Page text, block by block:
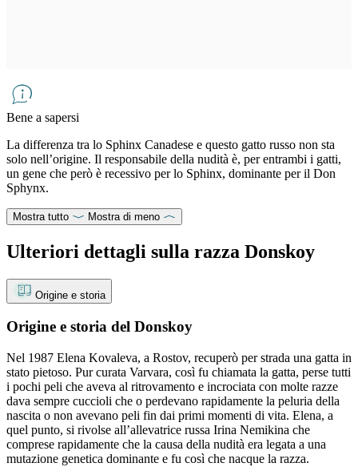
Bene a sapersi
La differenza tra lo Sphinx Canadese e questo gatto russo non sta
solo nell’origine. Il responsabile della nudità è, per entrambi i gatti,
un gene che però è recessivo per lo Sphinx, dominante per il Don
Sphynx.
Mostra tutto Mostra di meno
Ulteriori dettagli sulla razza Donskoy
Origine e storia
Origine e storia del Donskoy
Nel 1987 Elena Kovaleva, a Rostov, recuperò per strada una gatta in
stato pietoso. Pur curata Varvara, così fu chiamata la gatta, perse tutti
i pochi peli che aveva al ritrovamento e incrociata con molte razze
dava sempre cuccioli che o perdevano rapidamente la peluria della
nascita o non avevano peli fin dai primi momenti di vita. Elena, a
quel punto, si rivolse all’allevatrice russa Irina Nemikina che
comprese rapidamente che la causa della nudità era legata a una
mutazione genetica dominante e fu così che nacque la razza.